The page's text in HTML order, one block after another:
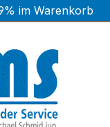
im Warenkorb